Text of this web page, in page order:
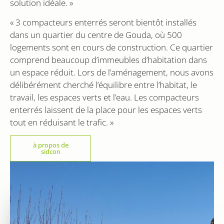
solution idéale. »
« 3 compacteurs enterrés seront bientôt installés
dans un quartier du centre de Gouda, où 500
logements sont en cours de construction. Ce quartier
comprend beaucoup d’immeubles d’habitation dans
un espace réduit. Lors de l’aménagement, nous avons
délibérément cherché l’équilibre entre l’habitat, le
travail, les espaces verts et l’eau. Les compacteurs
enterrés laissent de la place pour les espaces verts
tout en réduisant le trafic. »
à propos de
sidcon
plus
couramment
utilisé de
Google. Ce
cookie est
utilisé pour
distinguer les
uniques en
attribuant un
numéro
généré
aléatoirement
comme
bepalen of
browser
VISITOR_INFO1_LIVE
Google LLC
.youtube.com
6 mois
Ce cookie
défini par
Youtube
garder une
de
Youtube
nouvelle ou
YSC
YouTube